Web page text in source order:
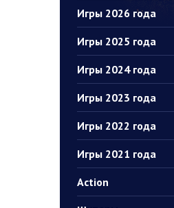
Игры 2026 года
Игры 2025 года
Игры 2024 года
Игры 2023 года
Игры 2022 года
Игры 2021 года
Action